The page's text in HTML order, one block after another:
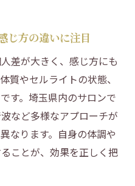
じ方の違いに注目
差が大きく、感じ方にも
質やセルライトの状態、
す。埼玉県内のサロンで
など多様なアプローチが
なります。自身の体調や
ことが、効果を正しく把